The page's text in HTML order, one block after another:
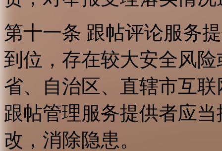
第十一条 跟帖评论服务
到位，存在较大安全风
省、自治区、直辖市互
跟帖管理服务提供者应
改，消除隐患。